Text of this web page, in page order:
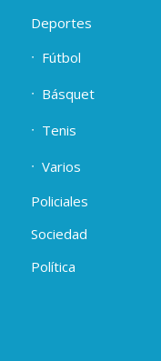
Deportes
Fútbol
Básquet
Tenis
Varios
Policiales
Sociedad
Política